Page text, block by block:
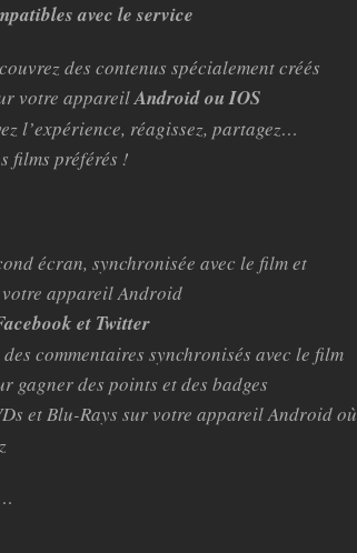
avec le service
des contenus spécialement créés
votre appareilAndroid ou IOS
l’expérience, réagissez, partagez…
films préférés !
écran, synchronisée avec le film et
appareil Android
et Twitter
commentaires synchronisés avec le film
gagner des points et des badges
et Blu-Rays sur votre appareil Android où